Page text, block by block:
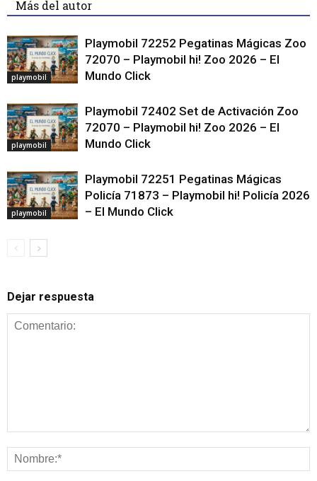
Más del autor
playmobil
Playmobil 72252 Pegatinas Mágicas Zoo
72070 – Playmobil hi! Zoo 2026 – El
Mundo Click
playmobil
Playmobil 72402 Set de Activación Zoo
72070 – Playmobil hi! Zoo 2026 – El
Mundo Click
playmobil
Playmobil 72251 Pegatinas Mágicas
Policía 71873 – Playmobil hi! Policía 2026
– El Mundo Click
Dejar respuesta